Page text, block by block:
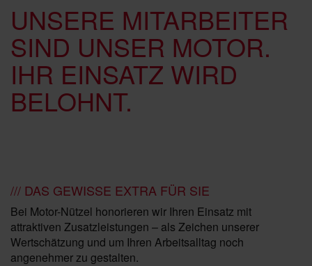
UNSERE MITARBEITER
SIND UNSER MOTOR.
IHR EINSATZ WIRD
BELOHNT.
/// DAS GEWISSE EXTRA FÜR SIE
Bei Motor-Nützel honorieren wir Ihren Einsatz mit
attraktiven Zusatzleistungen – als Zeichen unserer
Wertschätzung und um Ihren Arbeitsalltag noch
angenehmer zu gestalten.